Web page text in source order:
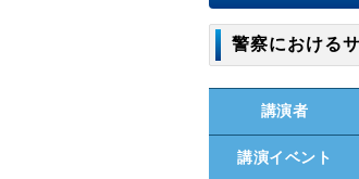
ニュース記事集
警察における
講演者
講演イベント